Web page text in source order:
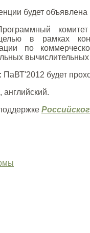
будет объявлена
в рамках
по
вычислительных
ПаВТ'2012 будет
английский.